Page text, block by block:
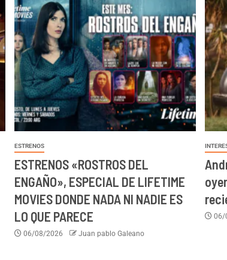
ESTRENOS
ESTRENOS «ROSTROS DEL
ENGAÑO», ESPECIAL DE LIFETIME
MOVIES DONDE NADA NI NADIE ES
LO QUE PARECE
06/08/2026 Juan pablo Galeano
06/